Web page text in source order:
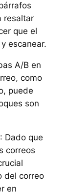
resaltar
que el
escanear.
A/B en
como
puede
son
: Dado que
correos
del correo
en